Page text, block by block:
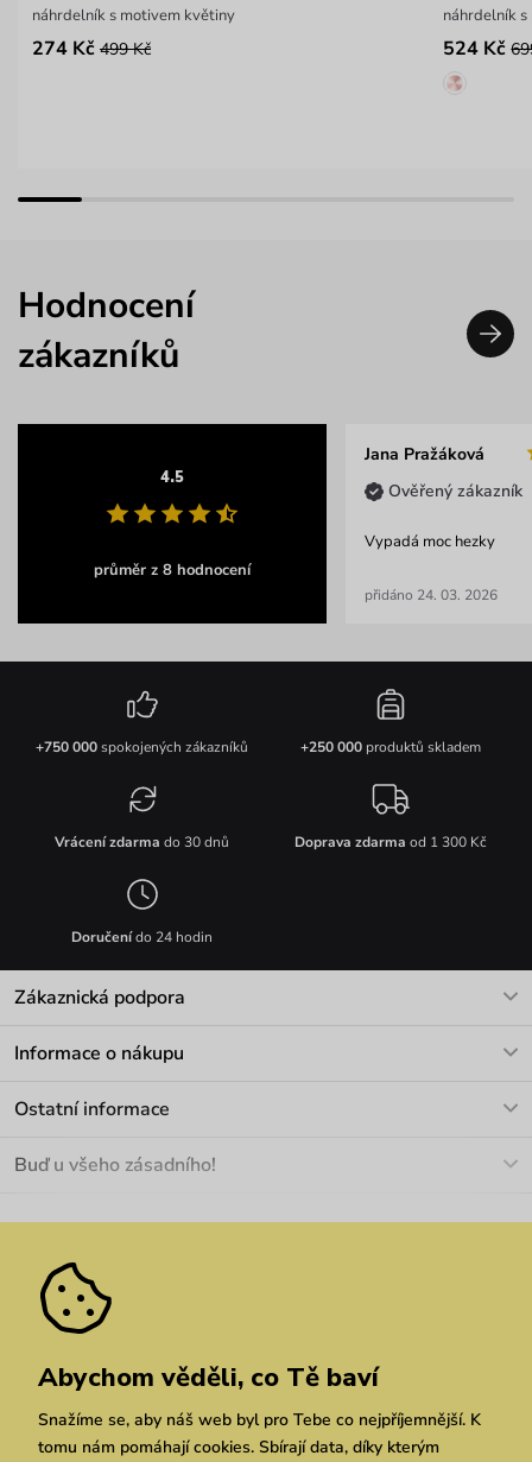
náhrdelník s motivem květiny
274 Kč 499 Kč
náhrdelník
524 Kč
Hodnocení
zákazníků
4.5
průměr z 8 hodnocení
Jana Pražáková
Ověřený zákazník
Vypadá moc hezky
přidáno 24. 03. 2026
+750 000spokojených zákazníků +250 000produktů skladem
Vrácení zdarma do 30 dnů Doprava zdarma od 1 300 Kč
Doručenído 24 hodin
Zákaznická podpora
Informace o nákupu
Materiály a údržba
Pozáruční opravy
Ostatní informace
Velkoobchod
We Care
Dárkové poukazy
Vuchlook
Prodejny
Praha Brno Chrudim
Buď u všeho zásadního!
Zásady ochrany osobních údajů
Abychom věděli, co Tě baví
Snažíme se, aby náš web byl pro Tebe co nejpříjemnější. K
tomu nám pomáhají cookies. Sbírají data, díky kterým